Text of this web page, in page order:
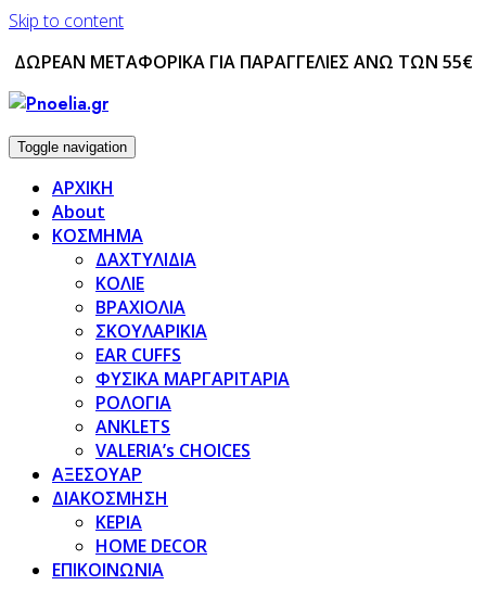
Skip to content
ΔΩΡΕΑΝ ΜΕΤΑΦΟΡΙΚΑ ΓΙΑ ΠΑΡΑΓΓΕΛΙΕΣ ΑΝΩ ΤΩΝ 55€
Toggle navigation
ΑΡΧΙΚΗ
About
ΚΟΣΜΗΜΑ
ΔΑΧΤΥΛΙΔΙΑ
ΚΟΛΙΕ
ΒΡΑΧΙΟΛΙΑ
ΣΚΟΥΛΑΡΙΚΙΑ
EAR CUFFS
ΦΥΣΙΚΑ ΜΑΡΓΑΡΙΤΑΡΙΑ
ΡΟΛΟΓΙΑ
ANKLETS
VALERIA’s CHOICES
ΑΞΕΣΟΥΑΡ
ΔΙΑΚΟΣΜΗΣΗ
ΚΕΡΙΑ
HOME DECOR
ΕΠΙΚΟΙΝΩΝΙΑ